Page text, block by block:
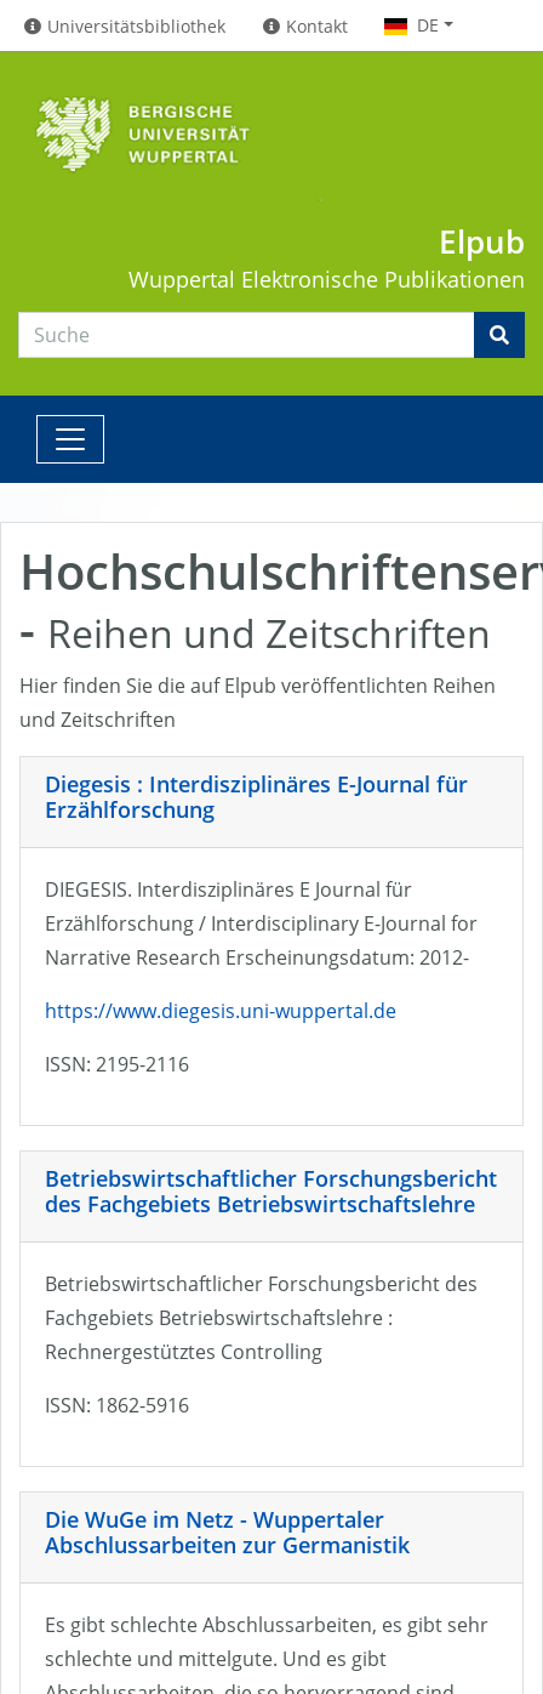
Universitätsbibliothek Kontakt DE
Elpub
Wuppertal Elektronische Publikationen
- Reihen und Zeitschriften
Hier finden Sie die auf Elpub veröffentlichten Reihen
und Zeitschriften
Diegesis : Interdisziplinäres E-Journal für
Erzählforschung
DIEGESIS. Interdisziplinäres E Journal für
Erzählforschung / Interdisciplinary E-Journal for
Narrative Research Erscheinungsdatum: 2012-
https://www.diegesis.uni-wuppertal.de
ISSN: 2195-2116
Betriebswirtschaftlicher Forschungsbericht
des Fachgebiets Betriebswirtschaftslehre
Betriebswirtschaftlicher Forschungsbericht des
Fachgebiets Betriebswirtschaftslehre :
Rechnergestütztes Controlling
ISSN: 1862-5916
Die WuGe im Netz - Wuppertaler
Abschlussarbeiten zur Germanistik
Es gibt schlechte Abschlussarbeiten, es gibt sehr
schlechte und mittelgute. Und es gibt